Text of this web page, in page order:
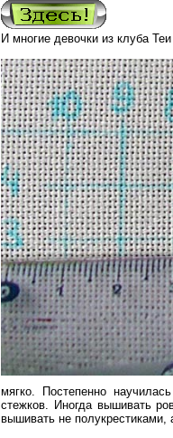
И многие девочки из клуба
мягко. Постепенно
стежков. Иногда вышивать
вышивать не полукрестиками,